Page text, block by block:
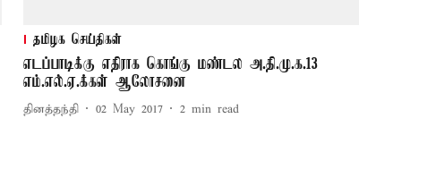
தமிழக செய்திகள்
எடப்பாடிக்கு எதிராக கொங்கு மண்டல அ.தி.மு.க.13
எம்.எல்.ஏ.க்கள் ஆலோசனை
தினத்தந்தி 02 May 2017 2 min read